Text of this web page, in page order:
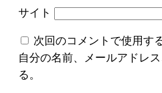
サイト
次回のコメントで使用す
自分の名前、メールアドレ
る。